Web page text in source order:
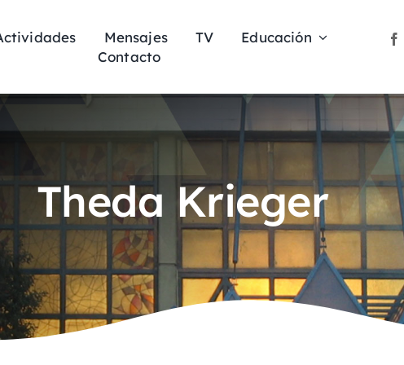
Mensajes TV
Educación
Contacto
Theda Krieger